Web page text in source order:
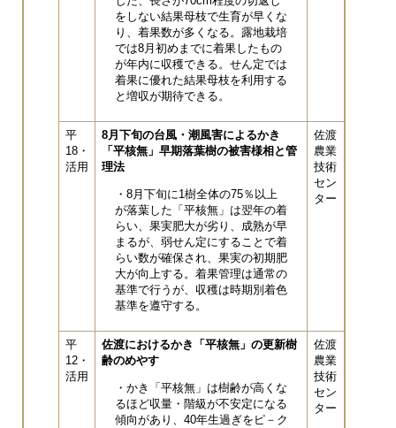
をしない結果母枝で生育が早くな
り、着果数が多くなる。露地栽培
では8月初めまでに着果したもの
が年内に収穫できる。せん定では
着果に優れた結果母枝を利用する
と増収が期待できる。
平
18・
活用
8月下旬の台風・潮風害によるかき
「平核無」早期落葉樹の被害様相と管
理法
・8月下旬に1樹全体の75％以上
が落葉した「平核無」は翌年の着
らい、果実肥大が劣り、成熟が早
まるが、弱せん定にすることで着
らい数が確保され、果実の初期肥
大が向上する。着果管理は通常の
基準で行うが、収穫は時期別着色
基準を遵守する。
佐渡
農業
技術
セン
ター
平
12・
活用
佐渡におけるかき「平核無」の更新樹
齢のめやす
・かき「平核無」は樹齢が高くな
るほど収量・階級が不安定になる
傾向があり、40年生過ぎをピ－ク
佐渡
農業
技術
セン
ター